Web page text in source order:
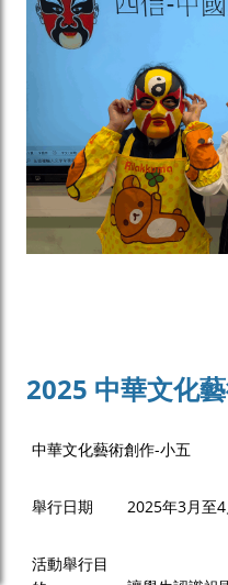
2025 中華文化
中華文化藝術創作-小五
舉行日期 2025年3月至4
活動舉行目